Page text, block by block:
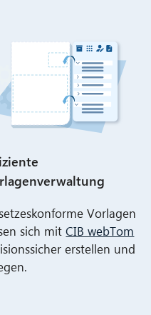
Vorlagen
sich mitCIB webTom
erstellen und